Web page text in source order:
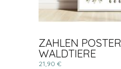
ZAHLEN POSTER
WALDTIERE
21,90 €